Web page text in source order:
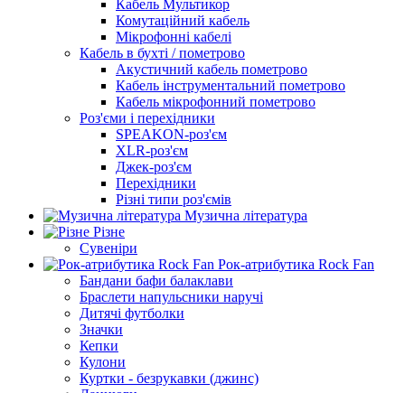
Кабель Мультикор
Комутаційний кабель
Мікрофонні кабелі
Кабель в бухті / пометрово
Акустичний кабель пометрово
Кабель інструментальний пометрово
Кабель мікрофонний пометрово
Роз'єми і перехідники
SPEAKON-роз'єм
XLR-роз'єм
Джек-роз'єм
Перехідники
Різні типи роз'ємів
Музична література
Різне
Сувеніри
Рок-атрибутика Rock Fan
Бандани бафи балаклави
Браслети напульсники наручі
Дитячі футболки
Значки
Кепки
Кулони
Куртки - безрукавки (джинс)